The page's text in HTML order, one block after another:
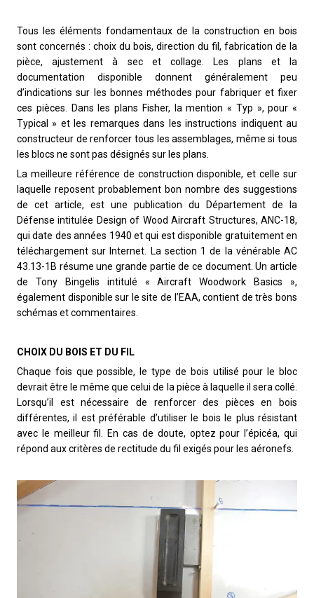
Tous les éléments fondamentaux de la construction en bois
sont concernés : choix du bois, direction du fil, fabrication de la
pièce, ajustement à sec et collage. Les plans et la
documentation disponible donnent généralement peu
d’indications sur les bonnes méthodes pour fabriquer et fixer
ces pièces. Dans les plans Fisher, la mention « Typ », pour «
Typical » et les remarques dans les instructions indiquent au
constructeur de renforcer tous les assemblages, même si tous
les blocs ne sont pas désignés sur les plans.
La meilleure référence de construction disponible, et celle sur
laquelle reposent probablement bon nombre des suggestions
de cet article, est une publication du Département de la
Défense intitulée Design of Wood Aircraft Structures, ANC-18,
qui date des années 1940 et qui est disponible gratuitement en
téléchargement sur Internet. La section 1 de la vénérable AC
43.13-1B résume une grande partie de ce document. Un article
de Tony Bingelis intitulé « Aircraft Woodwork Basics »,
également disponible sur le site de l’EAA, contient de très bons
schémas et commentaires.
CHOIX DU BOIS ET DU FIL
Chaque fois que possible, le type de bois utilisé pour le bloc
devrait être le même que celui de la pièce à laquelle il sera collé.
Lorsqu’il est nécessaire de renforcer des pièces en bois
différentes, il est préférable d’utiliser le bois le plus résistant
avec le meilleur fil. En cas de doute, optez pour l’épicéa, qui
répond aux critères de rectitude du fil exigés pour les aéronefs.